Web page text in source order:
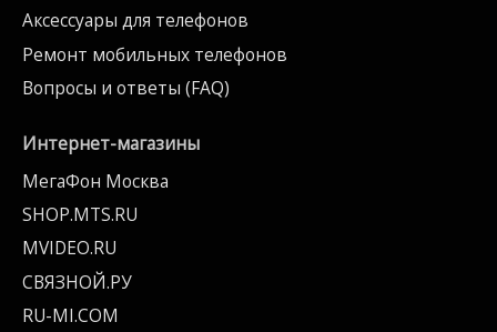
Аксессуары для телефонов
Ремонт мобильных телефонов
Вопросы и ответы (FAQ)
Интернет-магазины
МегаФон Москва
SHOP.MTS.RU
MVIDEO.RU
СВЯЗНОЙ.РУ
RU-MI.COM